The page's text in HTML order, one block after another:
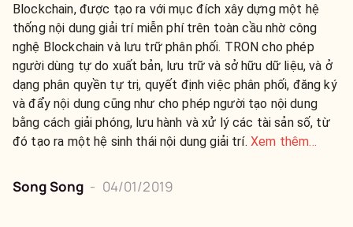
Blockchain, được tạo ra với mục đích xây dựng một hệ
thống nội dung giải trí miễn phí trên toàn cầu nhờ công
nghệ Blockchain và lưu trữ phân phối. TRON cho phép
người dùng tự do xuất bản, lưu trữ và sở hữu dữ liệu, và ở
dạng phân quyền tự trị, quyết định việc phân phối, đăng ký
và đẩy nội dung cũng như cho phép người tạo nội dung
bằng cách giải phóng, lưu hành và xử lý các tài sản số, từ
đó tạo ra một hệ sinh thái nội dung giải trí. Xem thêm…
Song Song - 04/01/2019